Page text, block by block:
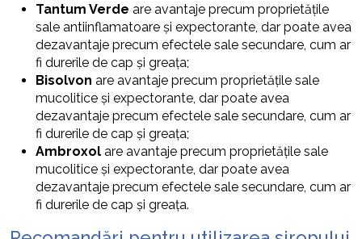
Tantum Verde are avantaje precum proprietățile
sale antiinflamatoare și expectorante, dar poate avea
dezavantaje precum efectele sale secundare, cum ar
fi durerile de cap și greața;
Bisolvon are avantaje precum proprietățile sale
mucolitice și expectorante, dar poate avea
dezavantaje precum efectele sale secundare, cum ar
fi durerile de cap și greața;
Ambroxol are avantaje precum proprietățile sale
mucolitice și expectorante, dar poate avea
dezavantaje precum efectele sale secundare, cum ar
fi durerile de cap și greața.